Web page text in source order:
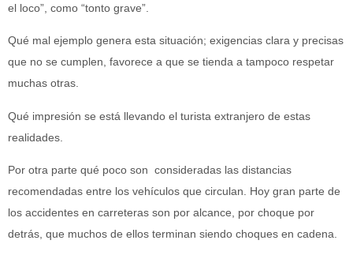
el loco”, como “tonto grave”.
Qué mal ejemplo genera esta situación; exigencias clara y precisas
que no se cumplen, favorece a que se tienda a tampoco respetar
muchas otras.
Qué impresión se está llevando el turista extranjero de estas
realidades.
Por otra parte qué poco son consideradas las distancias
recomendadas entre los vehículos que circulan. Hoy gran parte de
los accidentes en carreteras son por alcance, por choque por
detrás, que muchos de ellos terminan siendo choques en cadena.